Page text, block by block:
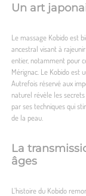
Un art
Le massage Kobido est
ancestral visant à
entier, notamment pour
Mérignac . Le Kobido est
Autrefois réservé aux
naturel révèle les
par ses techniques qui
de la peau.
La
âges
L’histoire du Kobido